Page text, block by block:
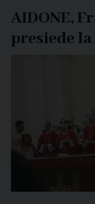
AIDONE,
presiede